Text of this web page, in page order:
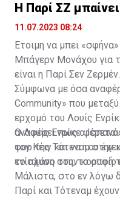
Η Παρί ΣΖ
11.07.2023 08:24
Έτοιμη να μπει
Μπάγερν Μονάχου για
είναι η Παρί Σεν Ζερμέν.
Σύμφωνα με όσα
Community» που
ερχομό του Λουίς
αναφέρει πως ο
φορ της Τότεναμ στην
ενίσχυση στην κορυφή
Ο Λουίς Ενρίκε
τον Κέιν και να του
το πλάνο του, το οποίο
Μάλιστα, στο εν λόγω
Παρί και Τότεναμ